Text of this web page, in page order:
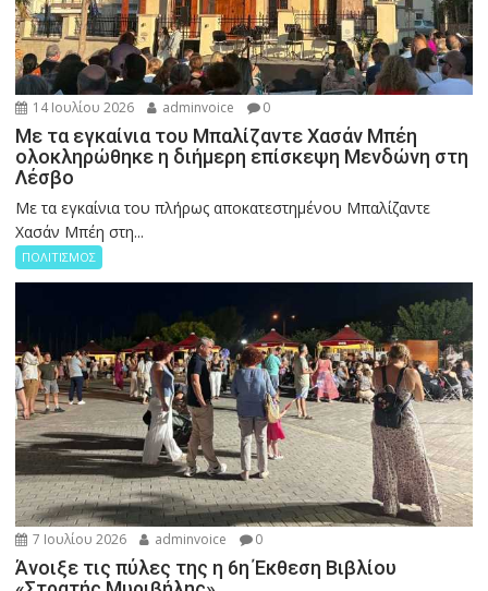
14 Ιουλίου 2026 adminvoice 0
Με τα εγκαίνια του Μπαλίζαντε Χασάν Μπέη
ολοκληρώθηκε η διήμερη επίσκεψη Μενδώνη στη
Λέσβο
Με τα εγκαίνια του πλήρως αποκατεστημένου Μπαλίζαντε
Χασάν Μπέη στη...
ΠΟΛΙΤΙΣΜΟΣ
7 Ιουλίου 2026 adminvoice 0
Άνοιξε τις πύλες της η 6η Έκθεση Βιβλίου